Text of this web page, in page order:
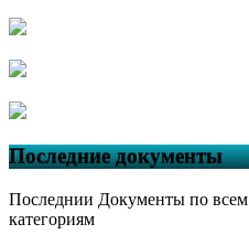
Последние документы
Последнии Документы по всем
категориям